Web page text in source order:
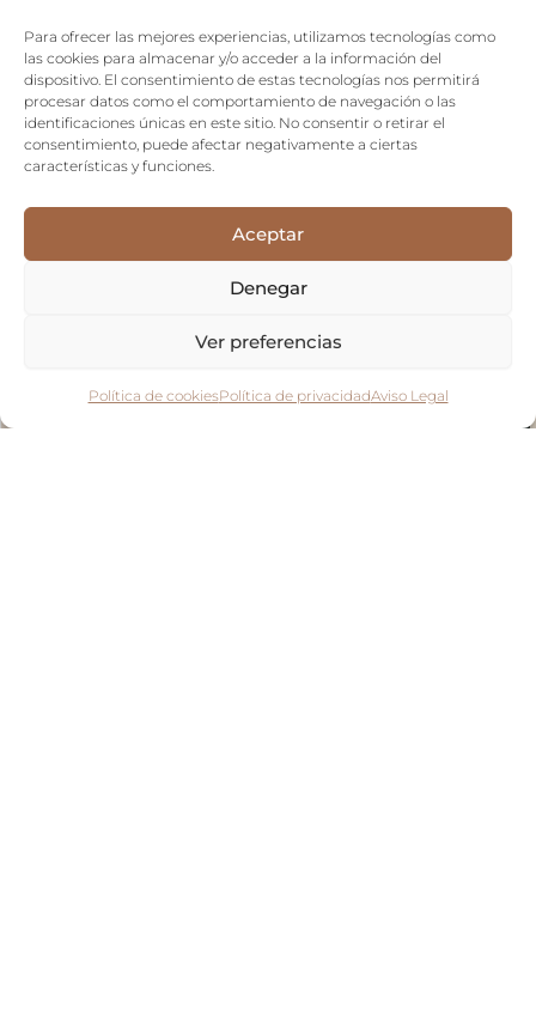
Para ofrecer las mejores experiencias, utilizamos tecnologías como
las cookies para almacenar y/o acceder a la información del
dispositivo. El consentimiento de estas tecnologías nos permitirá
procesar datos como el comportamiento de navegación o las
identificaciones únicas en este sitio. No consentir o retirar el
consentimiento, puede afectar negativamente a ciertas
características y funciones.
Aceptar
Denegar
Ver preferencias
Política de cookiesPolítica de privacidadAviso Legal